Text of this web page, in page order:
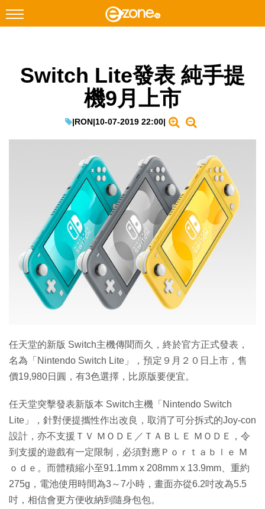
Facebook Instagram
遊戲動漫
生成式AI與雲端應用
Enterprise Digital Transformation
Switch Lite發表 純手提
機9月上市
|RON|10-07-2019 22:00|
任天堂的新版 Switch主機傳聞而久，終於官方正式發表，
名為「Nintendo Switch Lite」，預定９月２０日上市，售
價19,980日圓，有3色選擇，比原版要便宜。
任天堂突擊發表新版本 Switch主機「Nintendo Switch
Lite」，針對便提攜性作出改良，取消了可分拆式的Joy-con
設計，亦不支援ＴＶ ＭＯＤＥ／ＴＡＢＬＥ ＭＯＤＥ，令
到支援的遊戲有一定限制，必須對應Ｐｏｒｔａｂｌｅ Ｍ
ｏｄｅ。而體積縮小至91.1mm x 208mm x 13.9mm、重約
275g，電池使用時間為3～7小時，畫面亦從6.2吋改為5.5
吋，相信會更方便收納到隨身包包。